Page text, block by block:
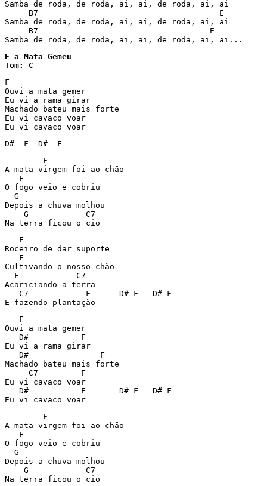
Samba de roda, de roda, ai, ai, de roda, ai, ai
     B7                                      E
Samba de roda, de roda, ai, ai, de roda, ai, ai
     B7                                    E
Samba de roda, de roda, ai, ai, de roda, ai, ai...
E a Mata Gemeu
Tom: C
F
Ouvi a mata gemer
Eu vi a rama girar
Machado bateu mais forte
Eu vi cavaco voar
Eu vi cavaco voar
D#  F  D#  F
        F
A mata virgem foi ao chão
   F
O fogo veio e cobriu
  G
Depois a chuva molhou
    G	         C7
Na terra ficou o cio
   F
Roceiro de dar suporte
   F
Cultivando o nosso chão
  F	       C7
Acariciando a terra
   C7		 F	D# F   D# F
E fazendo plantação
   F
Ouvi a mata gemer
   D#	        F
Eu vi a rama girar
   D#		    F
Machado bateu mais forte
     C7	        F
Eu vi cavaco voar
   D#	        F	D# F   D# F
Eu vi cavaco voar
        F
A mata virgem foi ao chão
   F
O fogo veio e cobriu
  G
Depois a chuva molhou
    G	         C7
Na terra ficou o cio